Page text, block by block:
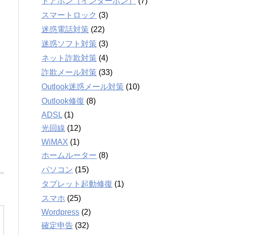
スマートロック (3)
迷惑電話対策 (22)
迷惑ソフト対策 (3)
ネット詐欺対策 (4)
詐欺メール対策 (33)
Outlook迷惑メール対策 (10)
Outlook修復 (8)
ADSL (1)
光回線 (12)
WiMAX (1)
ホームルーター (8)
パソコン (15)
タブレット起動修復 (1)
スマホ (25)
Wordpress (2)
確定申告 (32)